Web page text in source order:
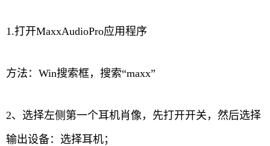
1.打开MaxxAudioPro应用程序
方法：Win搜索框，搜索“maxx”
2、选择左侧第一个耳机肖像，先打开开关，然后选择
输出设备：选择耳机；